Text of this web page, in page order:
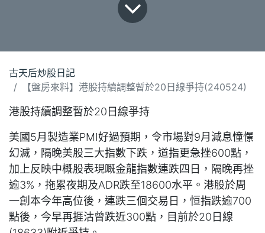
古天后炒股日記
【盤房來料】港股持續調整暫於20日線爭持(240524)
港股持續調整暫於20日線爭持
美國5月製造業PMI好過預期，令市場對9月減息憧憬
幻滅，隔晚美股三大指數下跌，道指更急挫600點，
加上反映中概股表現嘅金龍指數連跌四日，隔晚再挫
逾3%，拖累夜期及ADR跌至18600水平。港股於周
一創本今年高位後，連跌三佪交易日，恒指跌逾700
點後，今早再捱沽曾跌近300點，目前於20日線